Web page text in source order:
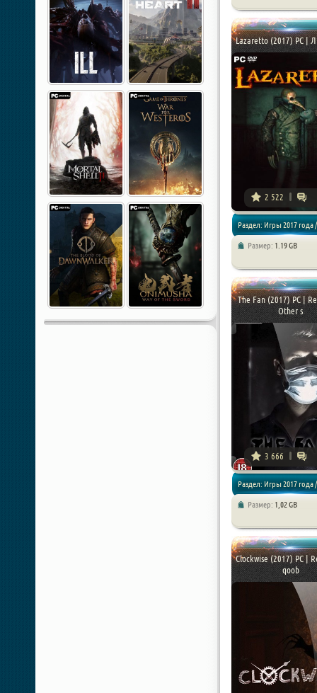
Lazaretto (2017) PC |
2 522
Раздел: Игры 2017 года /
Размер: 1.19 GB
The Fan (2017) PC |
Other s
3 666
Раздел: Игры 2017 года /
Размер: 1,02 GB
Clockwise (2017) PC |
qoob